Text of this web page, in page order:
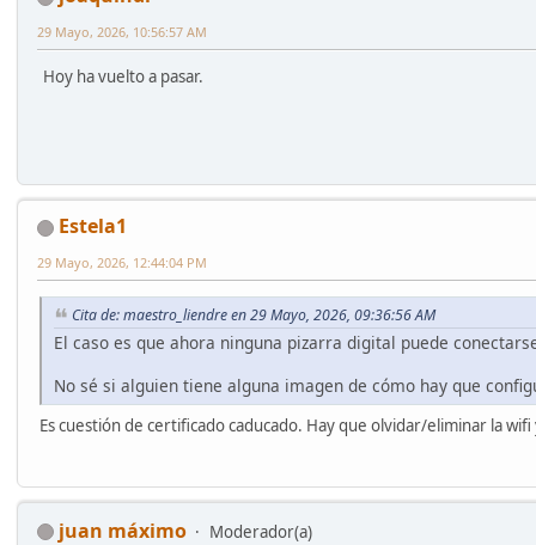
29 Mayo, 2026, 10:56:57 AM
Hoy ha vuelto a pasar.
Estela1
29 Mayo, 2026, 12:44:04 PM
Cita de: maestro_liendre en 29 Mayo, 2026, 09:36:56 AM
El caso es que ahora ninguna pizarra digital puede
No sé si alguien tiene alguna imagen de cómo hay que
Es cuestión de certificado caducado. Hay que olvidar/eliminar la
juan máximo Moderador(a)